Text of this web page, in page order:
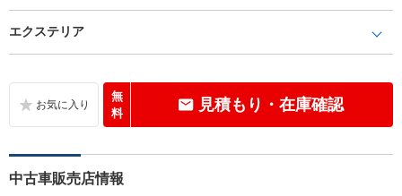
エクステリア
無
料
見積もり・在庫確認
中古車販売店情報